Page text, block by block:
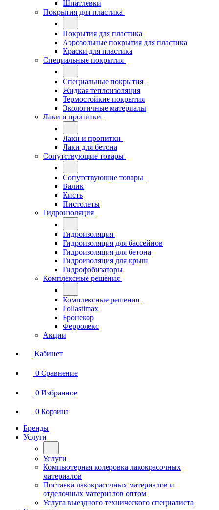
Шпатлевки
Покрытия для пластика
Покрытия для пластика
Аэрозольные покрытия для пластика
Краски для пластика
Специальные покрытия
Специальные покрытия
Жидкая теплоизоляция
Термостойкие покрытия
Экологичные материалы
Лаки и пропитки
Лаки и пропитки
Лаки для бетона
Сопутствующие товары
Сопутствующие товары
Валик
Кисть
Пистолеты
Гидроизоляция
Гидроизоляция
Гидроизоляция для бассейнов
Гидроизоляция для бетона
Гидроизоляция для крыш
Гидрофобизаторы
Комплексные решения
Комплексные решения
Pollastimax
Бронекор
Ферролекс
Акции
Кабинет
0 Сравнение
0 Избранное
0 Корзина
Бренды
Услуги
Услуги
Компьютерная колеровка лакокрасочных
материалов
Поставка лакокрасочных материалов и
отделочных материалов оптом
Услуга выездного технического специалиста